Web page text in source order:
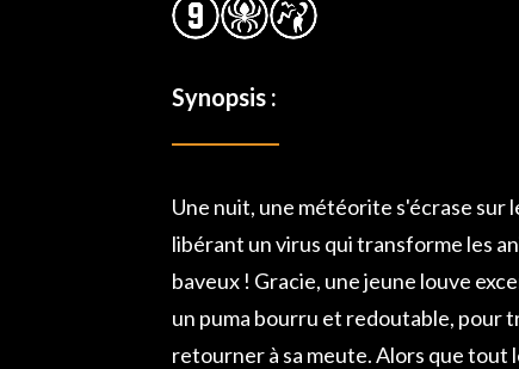
Synopsis :
Une nuit, une météorite s'écrase sur
libérant un virus qui transforme les
baveux ! Gracie, une jeune louve
un puma bourru et redoutable, pour
retourner à sa meute. Alors que tout